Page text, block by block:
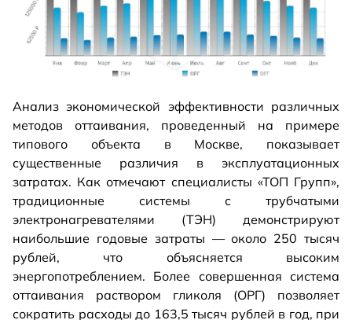
Анализ экономической эффективности различных
методов оттаивания, проведенный на примере
типового объекта в Москве, показывает
существенные различия в эксплуатационных
затратах. Как отмечают специалисты «ТОП Групп»,
традиционные системы с трубчатыми
электронагревателями (ТЭН) демонстрируют
наибольшие годовые затраты — около 250 тысяч
рублей, что объясняется высоким
энергопотреблением. Более совершенная система
оттаивания раствором гликоля (ОРГ) позволяет
сократить расходы до 163,5 тысяч рублей в год, при